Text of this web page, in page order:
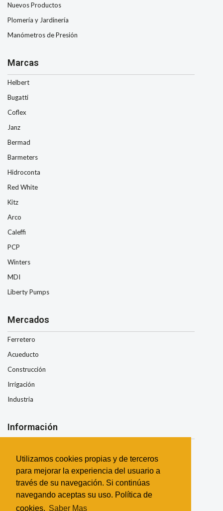
Utilizamos cookies propias y de terceros
para mejorar la experiencia del usuario a
través de su navegación. Si continúas
navegando aceptas su uso. Política de
cookies. Saber Mas
Nuevos Productos
Plomería y Jardinería
Manómetros de Presión
Marcas
Helbert
Bugatti
Coflex
Janz
Bermad
Barmeters
Hidroconta
Red White
Kitz
Arco
Caleffi
PCP
Winters
MDI
Liberty Pumps
Mercados
Ferretero
Acueducto
Construcción
Irrigación
Industria
Información
Condiciones de Envio
Términos y Condiciones
Garantía
Contacto